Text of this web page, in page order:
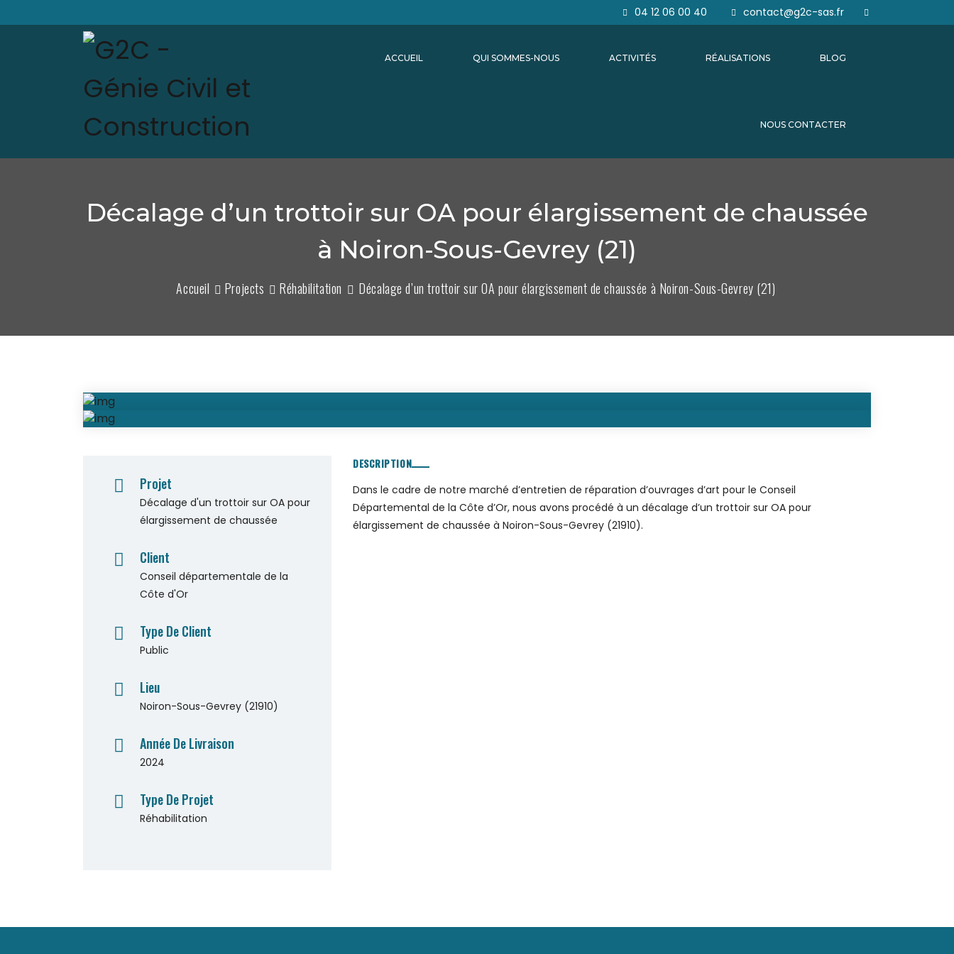
04 12 06 00 40 contact@g2c-sas.fr
ACCUEIL QUI SOMMES-NOUS ACTIVITÉS RÉALISATIONS BLOG
NOUS CONTACTER
Décalage d’un trottoir sur OA pour élargissement de chaussée
à Noiron-Sous-Gevrey (21)
Accueil Projects Réhabilitation Décalage d’un trottoir sur OA pour élargissement de chaussée à Noiron-Sous-Gevrey (21)
Projet
Décalage d'un trottoir sur OA pour
élargissement de chaussée
Client
Conseil départementale de la
Côte d'Or
Type De Client
Public
Lieu
Noiron-Sous-Gevrey (21910)
Année De Livraison
2024
Type De Projet
Réhabilitation
DESCRIPTION
Dans le cadre de notre marché d’entretien de réparation d’ouvrages d’art pour le Conseil
Départemental de la Côte d’Or, nous avons procédé à un décalage d’un trottoir sur OA pour
élargissement de chaussée à Noiron-Sous-Gevrey (21910).